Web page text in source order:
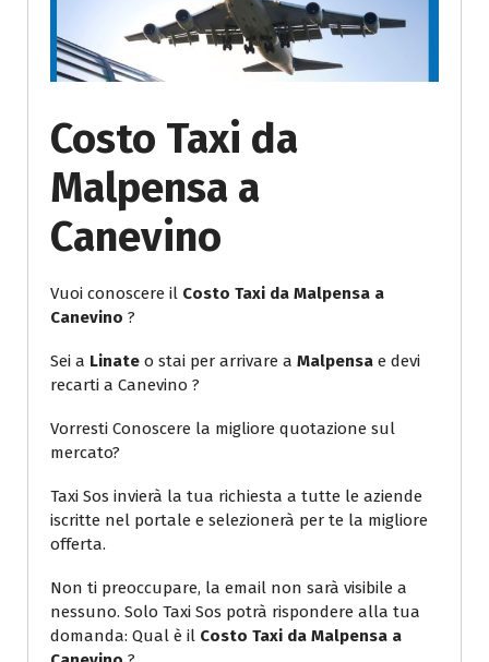
Costo Taxi da
Malpensa a
Canevino
Vuoi conoscere il Costo Taxi da Malpensa a
Canevino ?
Sei a Linate o stai per arrivare a Malpensa e devi
recarti a Canevino ?
Vorresti Conoscere la migliore quotazione sul
mercato?
Taxi Sos invierà la tua richiesta a tutte le aziende
iscritte nel portale e selezionerà per te la migliore
offerta.
Non ti preoccupare, la email non sarà visibile a
nessuno. Solo Taxi Sos potrà rispondere alla tua
domanda: Qual è il Costo Taxi da Malpensa a